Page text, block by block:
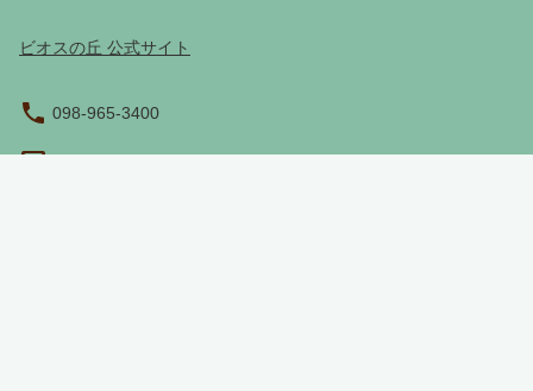
ビオスの丘 公式サイト
098-965-3400